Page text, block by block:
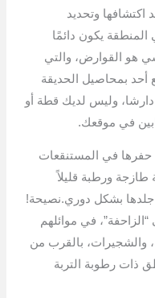
اكتشافها وتحديد
المنطقة يكون دائمًا
هو القوارض، والتي
بمحاصيل الحديقة
دارشا، وليس لديك قطة أو
في موقعك.
حفرها في المستنقعات
طازجة ورطبة قليلاً
جلدها بشكل دوري.نصيحة!
في موائلهم
والشجيرات، بالقرب من
ذات رطوبة التربة